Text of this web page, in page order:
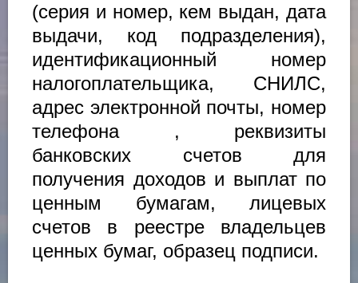
(серия и номер, кем выдан, дата
выдачи, код подразделения),
идентификационный номер
налогоплательщика, СНИЛС,
адрес электронной почты, номер
телефона , реквизиты
банковских счетов для
получения доходов и выплат по
ценным бумагам, лицевых
счетов в реестре владельцев
ценных бумаг, образец подписи.